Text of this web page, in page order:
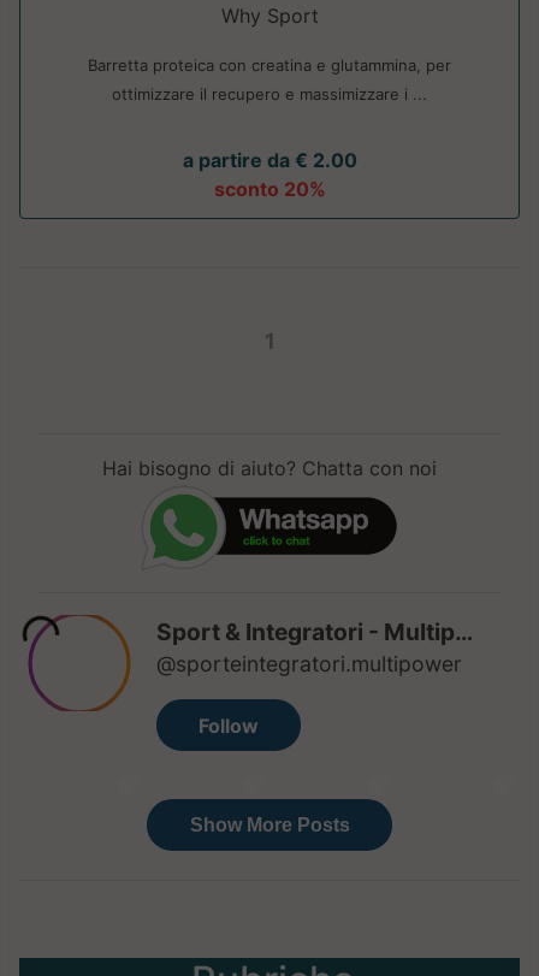
Why Sport
Barretta proteica con creatina e glutammina, per
ottimizzare il recupero e massimizzare i ...
a partire da € 2.00
sconto 20%
1
Hai bisogno di aiuto? Chatta con noi